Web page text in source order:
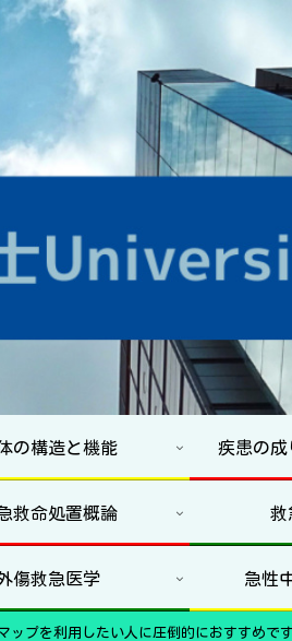
の構造と機能 疾患の成
救命処置概論 救
傷救急医学 急性
ップを利用したい人に圧倒的におすすめで